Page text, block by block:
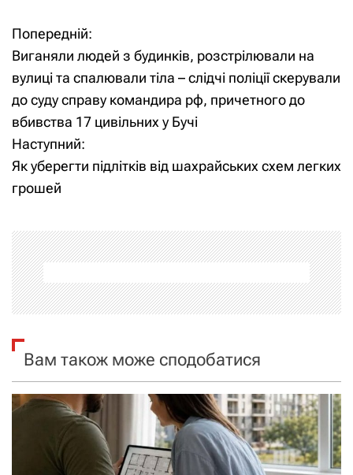
Н
а
в
і
г
ц
і
я
з
а
п
Попередній:
Виганяли людей з будинків, розстрілювали на
вулиці та спалювали тіла – слідчі поліції скерували
до суду справу командира рф, причетного до
вбивства 17 цивільних у Бучі
Наступний:
Як уберегти підлітків від шахрайських схем легких
грошей
Вам також може сподобатися